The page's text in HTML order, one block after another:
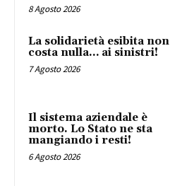
8 Agosto 2026
La solidarietà esibita non
costa nulla… ai sinistri!
7 Agosto 2026
Il sistema aziendale è
morto. Lo Stato ne sta
mangiando i resti!
6 Agosto 2026